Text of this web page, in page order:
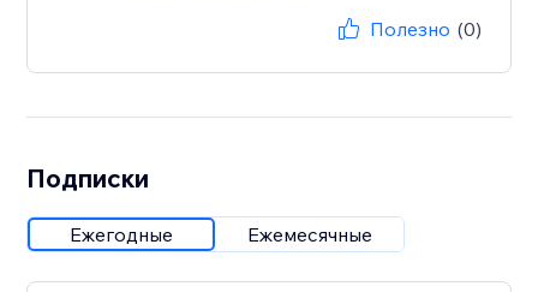
Полезно (0)
Подписки
Ежегодные Ежемесячные